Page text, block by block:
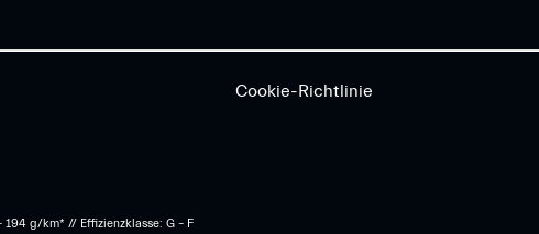
Cookie-Richtlinie
194 g/km* // Effizienzklasse: G – F